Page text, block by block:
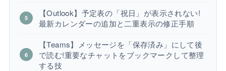
【Outlook】予定表の「祝日」が表示されない!
最新カレンダーの追加と二重表示の修正手順
【Teams】メッセージを「保存済み」にして後
で読む!重要なチャットをブックマークして整理
する技